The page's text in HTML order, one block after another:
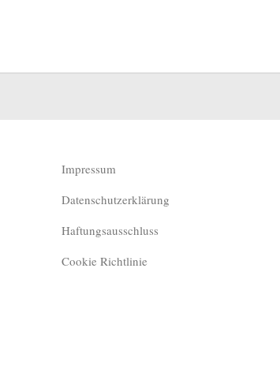
Impressum
Datenschutzerklärung
Haftungsausschluss
Cookie Richtlinie